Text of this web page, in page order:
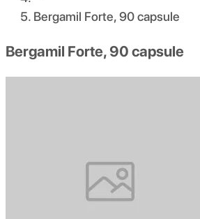
Bergamil Forte, 90 capsule
Bergamil Forte, 90 capsule